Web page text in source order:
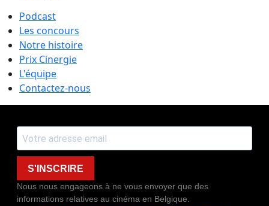
Podcast
Les concours
Notre histoire
Prix Cinergie
L'équipe
Contactez-nous
S'INSCRIRE
Nous nous engageons à ne vous envoyer que des
informations relatives au cinéma en Belgique.